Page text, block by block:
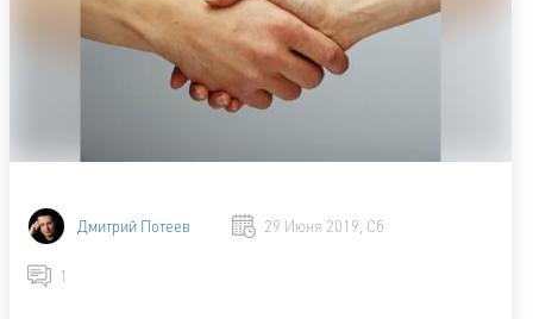
Дмитрий Потеев 29 Июня 2019, Сб
1